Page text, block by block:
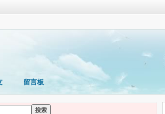
留言板
搜索